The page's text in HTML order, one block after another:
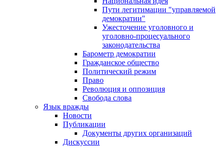
Пути легитимации "управляемой
демократии"
Ужесточение уголовного и
уголовно-процесуального
законодательства
Барометр демократии
Гражданское общество
Политический режим
Право
Революция и оппозиция
Свобода слова
Язык вражды
Новости
Публикации
Документы других организаций
Дискуссии